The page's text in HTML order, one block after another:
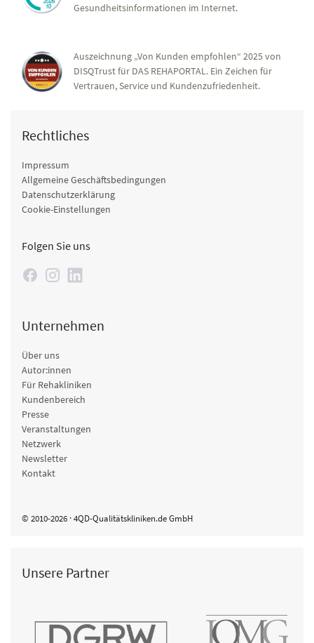
Gesundheitsinformationen im Internet.
Auszeichnung „Von Kunden empfohlen“ 2025 von
DISQTrust für DAS REHAPORTAL. Ein Zeichen für
Vertrauen, Service und Kundenzufriedenheit.
Rechtliches
Impressum
Allgemeine Geschäftsbedingungen
Datenschutzerklärung
Cookie-Einstellungen
Folgen Sie uns
Unternehmen
Über uns
Autor:innen
Für Rehakliniken
Kundenbereich
Presse
Veranstaltungen
Netzwerk
Newsletter
Kontakt
© 2010-2026 · 4QD-Qualitätskliniken.de GmbH
Unsere Partner